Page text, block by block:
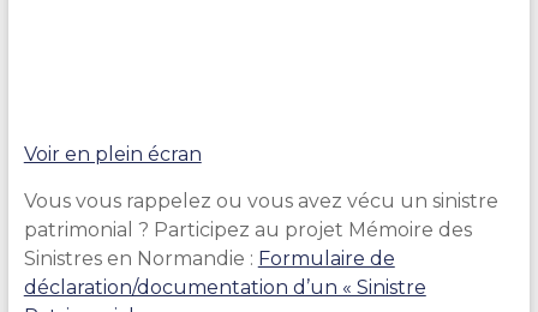
Voir en plein écran
Vous vous rappelez ou vous avez vécu un sinistre
patrimonial ? Participez au projet Mémoire des
Sinistres en Normandie : Formulaire de
déclaration/documentation d’un « Sinistre